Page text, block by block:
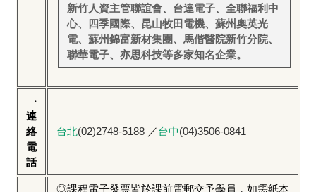
新竹人資主管聯誼會、台達電子、全聯福利中
心、四季國際、昆山牧田電機、蘇州奧英光
電、蘇州錦富新材集團、馬偕醫院新竹分院、
聯華電子、亦思科技等多家知名企業。
‧
連
絡
電
話
台北(02)2748-5188 ／台中(04)3506-0841
◎課程電子發票皆於課前電郵交予學員，如需紙本